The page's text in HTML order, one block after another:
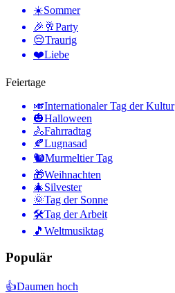
☀️Sommer
🎉🥂Party
😔Traurig
❤️Liebe
Feiertage
🎺Internationaler Tag der Kultur
🎃Halloween
🚴Fahrradtag
🍂Lugnasad
🐿Murmeltier Tag
🎁Weihnachten
🎄Silvester
🌞Tag der Sonne
🛠Tag der Arbeit
🎵 Weltmusiktag
Populär
👍Daumen hoch